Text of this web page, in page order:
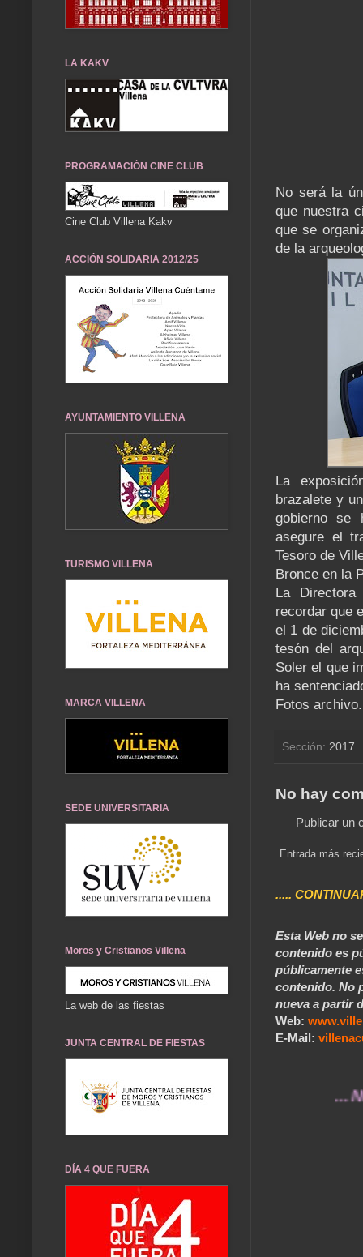
No será la
que nuestra
que se
de la
La
brazalete y
gobierno se
asegure el
Tesoro de
Bronce en la
La
recordar que
el 1 de
tesón del
Soler el que
ha
Fotos
Sección: 2017
No hay
Publicar un
Entrada más
.....
Esta Web no
contenido es
públicamente
contenido. No
nueva a partir
Web:
E-Mail:
...
LA KAKV
PROGRAMACIÓN CINE CLUB
Cine Club Villena Kakv
ACCIÓN SOLIDARIA 2012/25
AYUNTAMIENTO VILLENA
TURISMO VILLENA
MARCA VILLENA
SEDE UNIVERSITARIA
Moros y Cristianos Villena
La web de las fiestas
JUNTA CENTRAL DE FIESTAS
DÍA 4 QUE FUERA